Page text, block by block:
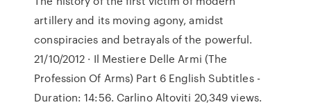
artillery and its moving agony, amidst
conspiracies and betrayals of the powerful.
21/10/2012 · Il Mestiere Delle Armi (The
Profession Of Arms) Part 6 English Subtitles -
Duration: 14:56. Carlino Altoviti 20,349 views.